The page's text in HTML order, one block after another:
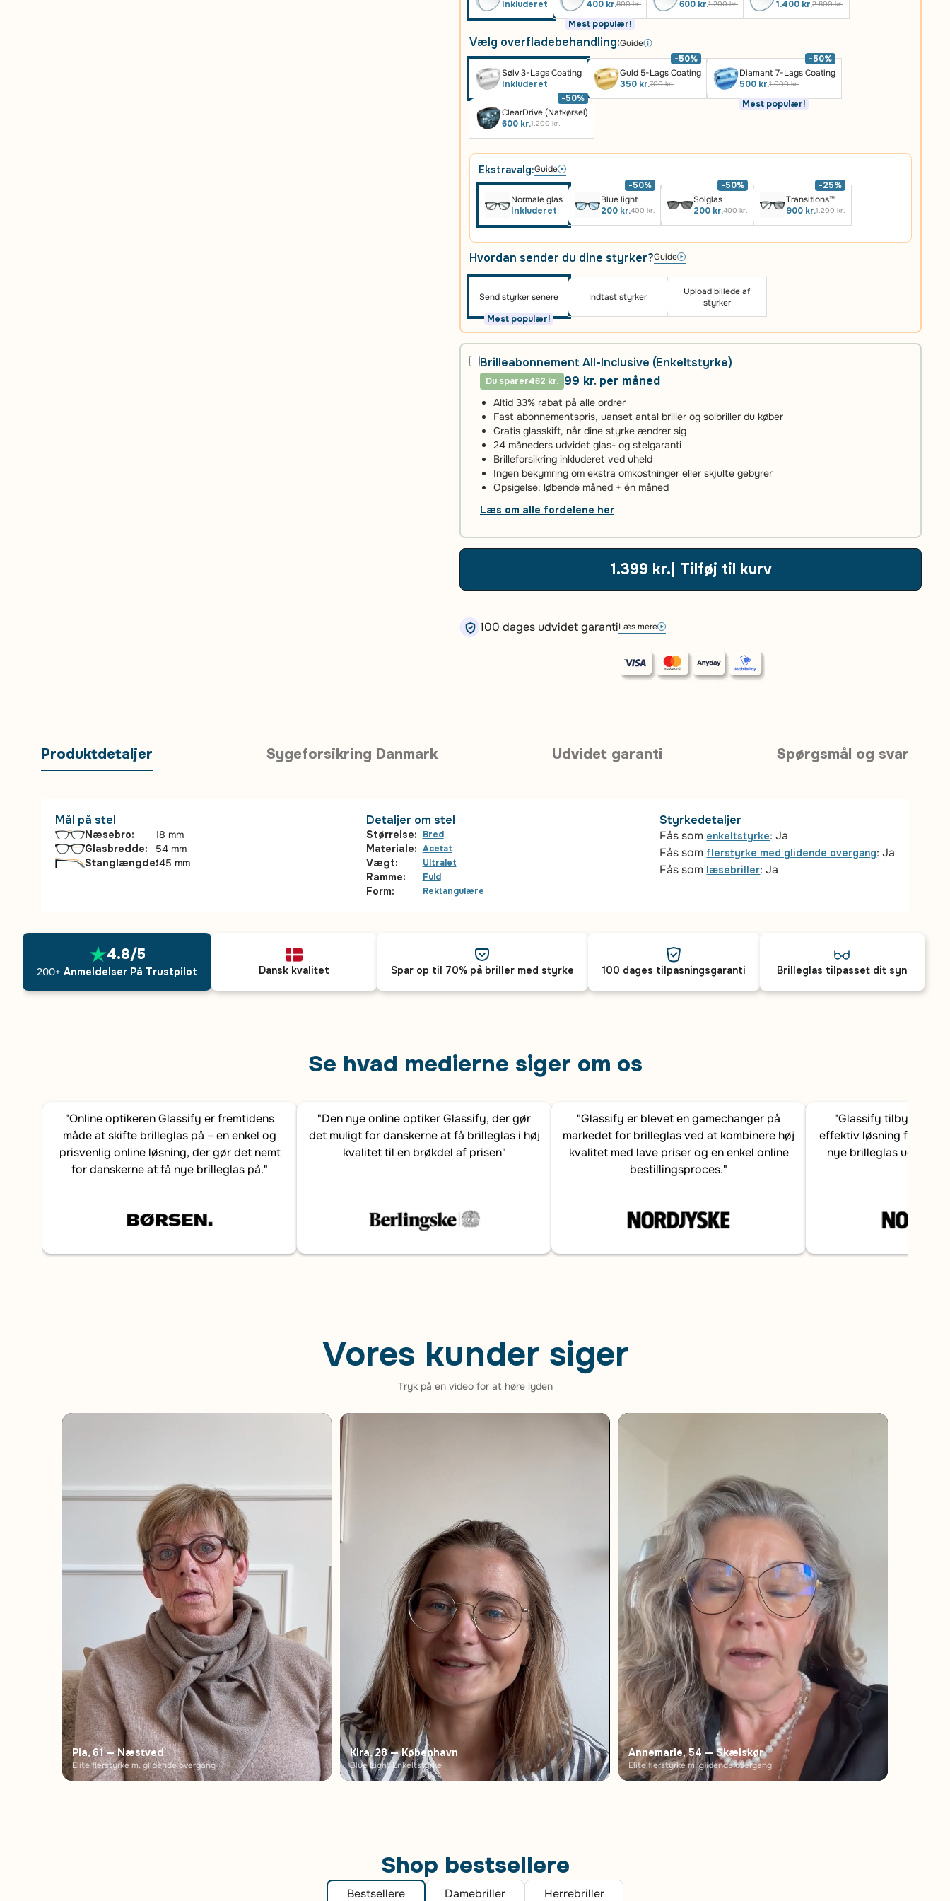
Inkluderet
400 kr.800 kr.
Mest populær!
600 kr.1.200 kr.
1.400 kr.2.800 kr.
Vælg overfladebehandling:Guide
Sølv 3-Lags Coating
Inkluderet
Guld 5-Lags Coating
350 kr.700 kr.
-50%
Diamant 7-Lags Coating
500 kr.1.000 kr.
Mest populær!
-50%
ClearDrive (Natkørsel)
600 kr.1.200 kr.
-50%
Ekstravalg:Guide
Normale glas
Inkluderet
Blue light
200 kr.400 kr.
-50%
Solglas
200 kr.400 kr.
-50%
Transitions™
900 kr.1.200 kr.
-25%
Hvordan sender du dine styrker?Guide
Send styrker senere
Mest populær!
Indtast styrker
Upload billede af
styrker
Brilleabonnement All-Inclusive (Enkeltstyrke)
Du sparer462 kr. 99 kr. per måned
Altid 33% rabat på alle ordrer
Fast abonnementspris, uanset antal briller og solbriller du køber
Gratis glasskift, når dine styrke ændrer sig
24 måneders udvidet glas- og stelgaranti
Brilleforsikring inkluderet ved uheld
Ingen bekymring om ekstra omkostninger eller skjulte gebyrer
Opsigelse: løbende måned + én måned
Læs om alle fordelene her
1.399 kr. | Tilføj til kurv
100 dages udvidet garantiLæs mere
Produktdetaljer Sygeforsikring Danmark Udvidet garanti Spørgsmål og svar
Mål på stel
Næsebro:
18 mm
Glasbredde:
54 mm
Stanglængde:145 mm
Detaljer om stel
Størrelse: Bred
Materiale: Acetat
Vægt: Ultralet
Ramme: Fuld
Form: Rektangulære
Styrkedetaljer
Fås som enkeltstyrke: Ja
Fås som flerstyrke med glidende overgang: Ja
Fås som læsebriller: Ja
4.8/5
200+ Anmeldelser På Trustpilot Dansk kvalitet Spar op til 70% på briller med styrke 100 dages tilpasningsgaranti Brilleglas tilpasset dit syn
Se hvad medierne siger om os
"Online optikeren Glassify er fremtidens
måde at skifte brilleglas på – en enkel og
prisvenlig online løsning, der gør det nemt
for danskerne at få nye brilleglas på."
"Den nye online optiker Glassify, der gør
det muligt for danskerne at få brilleglas i høj
kvalitet til en brøkdel af prisen"
"Glassify er blevet en gamechanger på
markedet for brilleglas ved at kombinere høj
kvalitet med lave priser og en enkel online
bestillingsproces."
"Glassify tilbyder en
effektiv løsning for
nye brilleglas uden at
Vores kunder siger
Tryk på en video for at høre lyden
Pia, 61 — Næstved
Elite flerstyrke m. glidende overgang
Kira, 28 — København
Blue Light Enkeltstyrke
Annemarie, 54 — Skælskør
Elite flerstyrke m. glidende overgang
Shop bestsellere
Bestsellere Damebriller Herrebriller